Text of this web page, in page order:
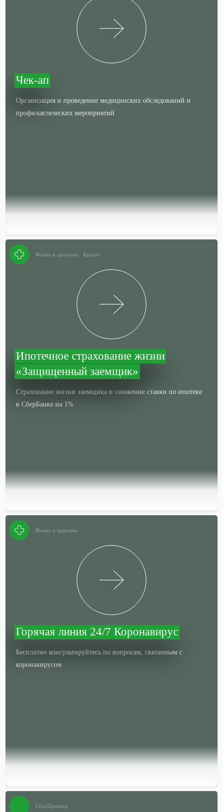
Чек-ап
Организация и проведение медицинских обследований и
профилактических мероприятий
Ипотечное страхование жизни
«Защищенный заемщик»
Страхование жизни заемщика и снижение ставки по ипотеке
в СберБанке на 1%
Жизнь и здоровье Кредит
Горячая линия 24/7 Коронавирус
Бесплатно консультируйтесь по вопросам, связанным с
коронавирусом
Жизнь и здоровье
СберПремьер